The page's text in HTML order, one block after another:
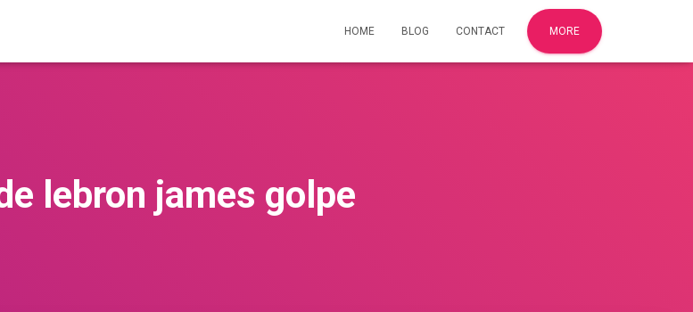
HOME BLOG CONTACT MORE
lebron james golpe